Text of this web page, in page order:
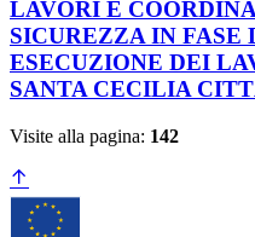
LAVORI E
SICUREZZA IN FASE
ESECUZIONE DEI
SANTA CECILIA
Visite alla pagina: 142